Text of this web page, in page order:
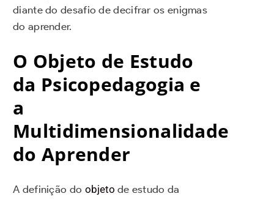
diante do desafio de decifrar os enigmas
do aprender.
O Objeto de Estudo
da Psicopedagogia e
a
Multidimensionalidade
do Aprender
A definição do objeto de estudo da